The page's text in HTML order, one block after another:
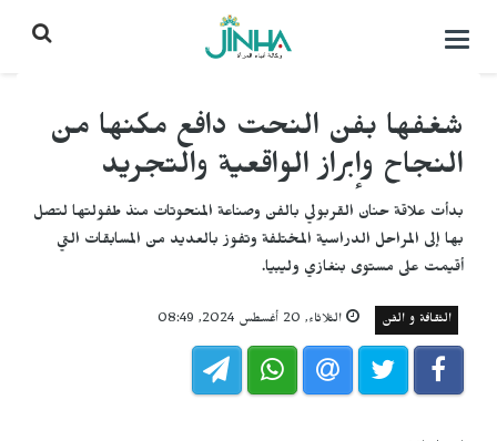
التحكم
شغفها بفن النحت دافع مكنها من
النجاح وإبراز الواقعية والتجريد
بدأت علاقة حنان القربولي بالفن وصناعة المنحوتات منذ طفولتها لتصل
بها إلى المراحل الدراسية المختلفة وتفوز بالعديد من المسابقات التي
أقيمت على مستوى بنغازي وليبيا.
الثقافة و الفن الثلاثاء, 20 أغسطس 2024, 08:49